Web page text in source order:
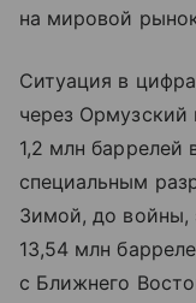
на мировой
Ситуация в
через
1,2 млн баррелей
специальным
Зимой, до войны,
13,54 млн
с Ближнего